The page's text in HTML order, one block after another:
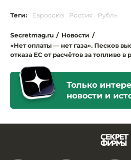
Теги: Евросоюз Россия Рубль
Secretmag.ru / Новости /
«Нет оплаты — нет газа». Песков
отказа ЕС от расчётов за топливо в
Только
новости и